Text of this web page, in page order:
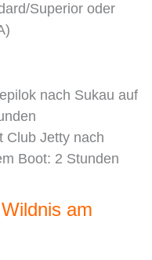
Superior oder
nach Sukau auf
Club Jetty nach
Boot: 2 Stunden
am